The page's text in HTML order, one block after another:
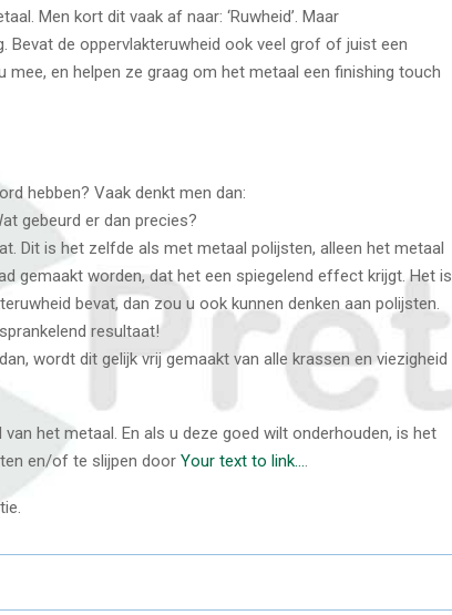
Men kort dit vaak af naar: ‘Ruwheid’. Maar
Bevat de oppervlakteruwheid ook veel grof of juist een
mee, en helpen ze graag om het metaal een finishing touch
hebben? Vaak denkt men dan:
gebeurd er dan precies?
Dit is het zelfde als met metaal polijsten, alleen het metaal
gemaakt worden, dat het een spiegelend effect krijgt. Het is
bevat, dan zou u ook kunnen denken aan polijsten.
resultaat!
wordt dit gelijk vrij gemaakt van alle krassen en viezigheid
het metaal. En als u deze goed wilt onderhouden, is het
en/of te slijpen door Your text to link…